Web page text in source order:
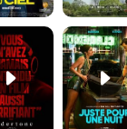
Undertone Bande-annonce VO STFR